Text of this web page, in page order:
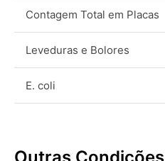
Contagem Total em Placas
Leveduras e Bolores
E. coli